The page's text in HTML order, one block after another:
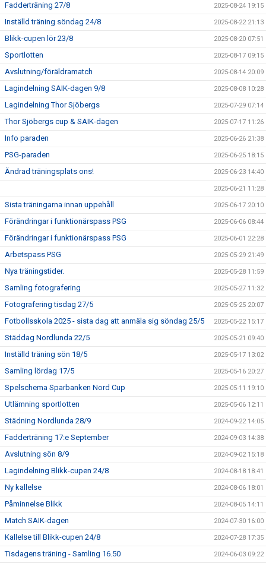
Fadderträning 27/8 2025-08-24 19:15
Inställd träning söndag 24/8 2025-08-22 21:13
Blikk-cupen lör 23/8 2025-08-20 07:51
Sportlotten 2025-08-17 09:15
Avslutning/föräldramatch 2025-08-14 20:09
Lagindelning SAIK-dagen 9/8 2025-08-08 10:28
Lagindelning Thor Sjöbergs 2025-07-29 07:14
Thor Sjöbergs cup & SAIK-dagen 2025-07-17 11:26
Info paraden 2025-06-26 21:38
PSG-paraden 2025-06-25 18:15
Ändrad träningsplats ons! 2025-06-23 14:40
2025-06-21 11:28
Sista träningarna innan uppehåll 2025-06-17 20:10
Förändringar i funktionärspass PSG 2025-06-06 08:44
Förändringar i funktionärspass PSG 2025-06-01 22:28
Arbetspass PSG 2025-05-29 21:49
Nya träningstider. 2025-05-28 11:59
Samling fotografering 2025-05-27 11:32
Fotografering tisdag 27/5 2025-05-25 20:07
Fotbollsskola 2025 - sista dag att anmäla sig söndag 25/5 2025-05-22 15:17
Städdag Nordlunda 22/5 2025-05-21 09:40
Inställd träning sön 18/5 2025-05-17 13:02
Samling lördag 17/5 2025-05-16 20:27
Spelschema Sparbanken Nord Cup 2025-05-11 19:10
Utlämning sportlotten 2025-05-06 12:11
Städning Nordlunda 28/9 2024-09-22 14:05
Fadderträning 17:e September 2024-09-03 14:38
Avslutning sön 8/9 2024-09-02 15:18
Lagindelning Blikk-cupen 24/8 2024-08-18 18:41
Ny kallelse 2024-08-06 18:01
Påminnelse Blikk 2024-08-05 14:11
Match SAIK-dagen 2024-07-30 16:00
Kallelse till Blikk-cupen 24/8 2024-07-28 17:35
Tisdagens träning - Samling 16.50 2024-06-03 09:22